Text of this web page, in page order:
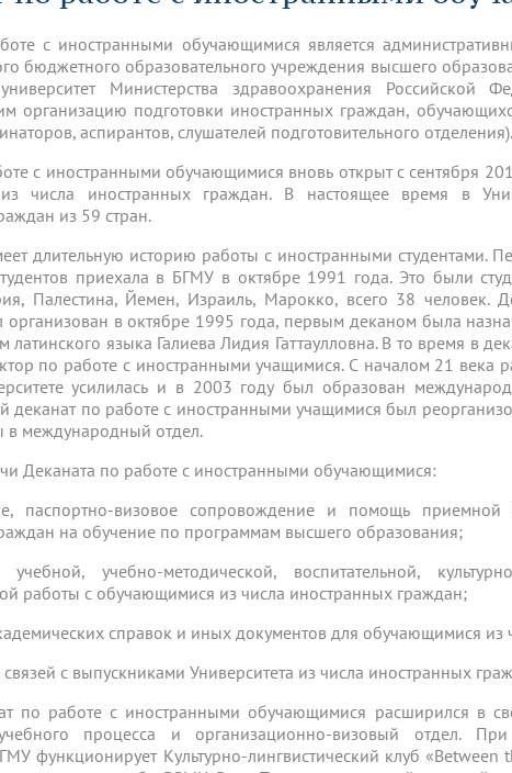
Фотогалерея
картой Реорганизация вуза
Расписание
Научно-образовательный
медицинский кластер
«Нижневолжский»
здравоохранения
обучение
Инновационные образовательные
проекты
Аспирантура
Полезные интернет-ссылки
деятельности
БГМУ
Профсоюзный комитет
Работа музеев на кафедрах
БГМУ - ВУЗ здорового образа жизни
Университету 85 лет
«Движение
Альманах "Исторический вестник"
с иностранными обучающимися является
бюджетного образовательного учреждения высшего
Министерства здравоохранения Российской
организацию подготовки иностранных граждан,
аспирантов, слушателей подготовительного отделения).
с иностранными обучающимися вновь открыт с сентября
числа иностранных граждан. В настоящее время в
из 59 стран.
длительную историю работы с иностранными студентами.
приехала в БГМУ в октябре 1991 года. Это были
Палестина, Йемен, Израиль, Марокко, всего 38 человек.
в октябре 1995 года, первым деканом была
латинского языка Галиева Лидия Гаттаулловна. В то время в
по работе с иностранными учащимися. С началом 21 века
усилилась и в 2003 году был образован
деканат по работе с иностранными учащимися был
международный отдел.
Деканата по работе с иностранными обучающимися:
паспортно-визовое сопровождение и помощь
на обучение по программам высшего образования;
учебно-методической, воспитательной,
работы с обучающимися из числа иностранных граждан;
справок и иных документов для обучающимися
с выпускниками Университета из числа иностранных
по работе с иностранными обучающимися расширился в
процесса и организационно-визовый отдел.
функционирует Культурно-лингвистический клуб «Between